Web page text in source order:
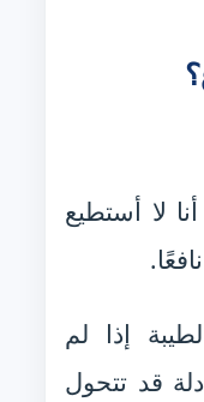
لا أستطيع
إذا لم
قد تتحول